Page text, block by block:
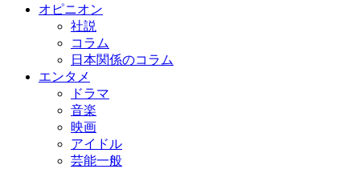
オピニオン
社説
コラム
日本関係のコラム
エンタメ
ドラマ
音楽
映画
アイドル
芸能一般